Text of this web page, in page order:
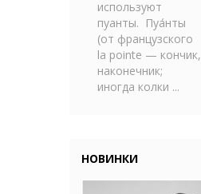
используют
пуанты. Пуа́нты
(от французского
la pointe — кончик,
наконечник;
иногда колки ...
НОВИНКИ